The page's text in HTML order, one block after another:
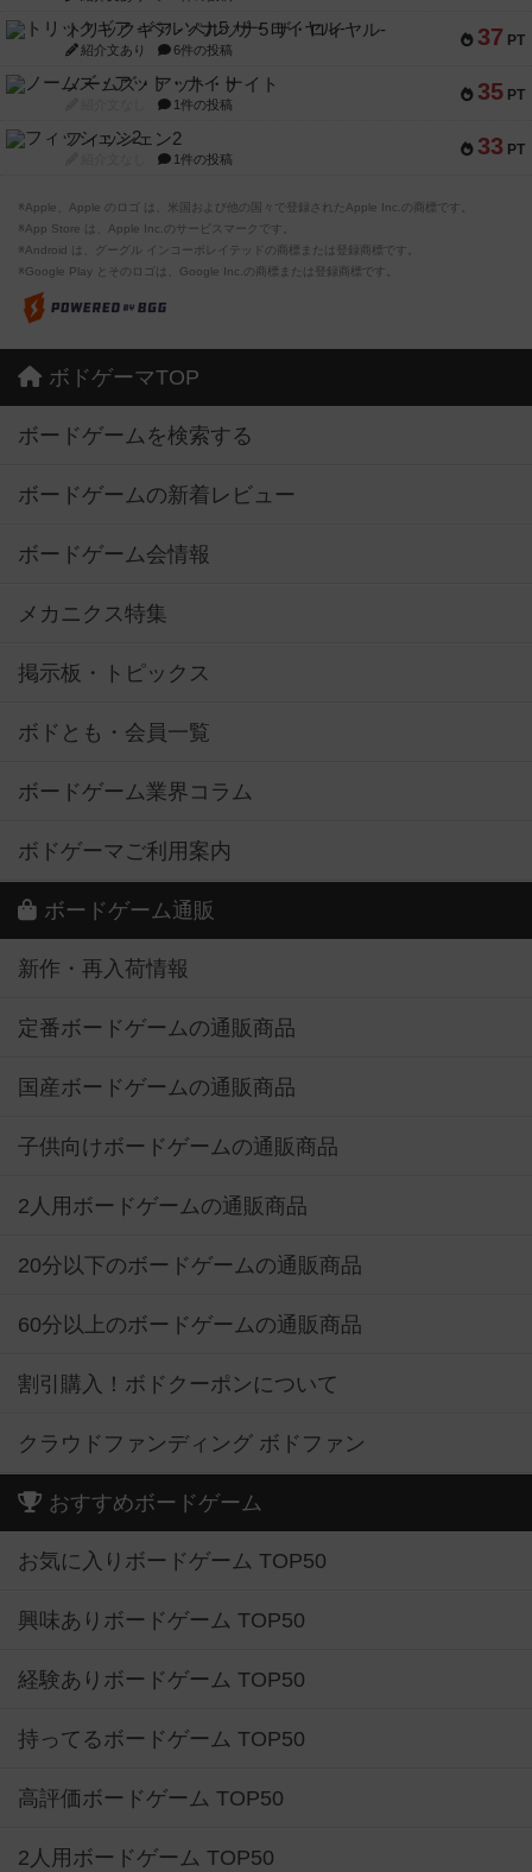
37 PT
トリックギア - ペルソナ5 ザ・ロイヤル-
紹介文あり 6件の投稿
35 PT
ノームズ・アット・ナイト
1件の投稿
33 PT
フィッシェン2
1件の投稿
※Apple、Apple のロゴ は、米国および他の国々で登録されたApple Inc.の商標です。
※App Store は、Apple Inc.のサービスマークです。
※Android は、グーグル インコーポレイテッドの商標または登録商標です。
※Google Play とそのロゴは、Google Inc.の商標または登録商標です。
ボドゲーマTOP
ボードゲームを検索する
ボードゲームの新着レビュー
ボードゲーム会情報
メカニクス特集
掲示板・トピックス
ボドとも・会員一覧
ボードゲーム業界コラム
ボドゲーマご利用案内
ボードゲーム通販
新作・再入荷情報
定番ボードゲームの通販商品
国産ボードゲームの通販商品
子供向けボードゲームの通販商品
2人用ボードゲームの通販商品
20分以下のボードゲームの通販商品
60分以上のボードゲームの通販商品
割引購入！ボドクーポンについて
クラウドファンディング ボドファン
おすすめボードゲーム
お気に入りボードゲーム TOP50
興味ありボードゲーム TOP50
経験ありボードゲーム TOP50
持ってるボードゲーム TOP50
高評価ボードゲーム TOP50
2人用ボードゲーム TOP50